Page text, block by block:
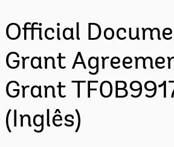
Official
Grant
Grant
(Inglês)